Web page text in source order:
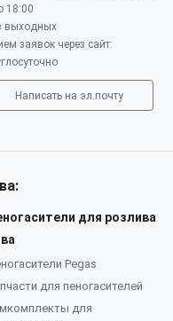
18:00
выходных
заявок через сайт:
Написать на эл.почту
для розлива
Pegas
для пеногасителей
для